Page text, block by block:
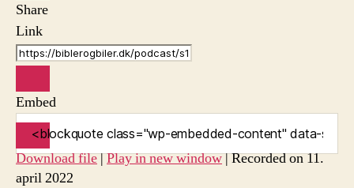
Share
Link
Embed
Download file|Play in new window|Recorded on 11.
april 2022